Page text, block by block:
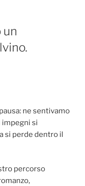
un
ne sentivamo
impegni si
si perde dentro il
percorso